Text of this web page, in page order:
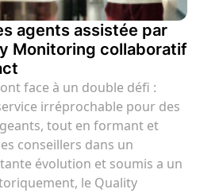
agents assistée par
Monitoring collaboratif
face à un double défi :
irréprochable pour des
tout en formant et
conseillers dans un
évolution et soumis a un
le Quality